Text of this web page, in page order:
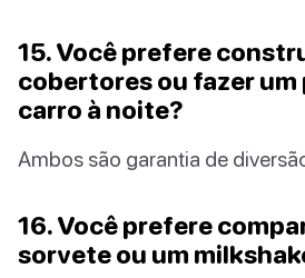
15. Você prefere
cobertores ou fazer um
carro à noite?
Ambos são garantia de
16. Você prefere
sorvete ou um